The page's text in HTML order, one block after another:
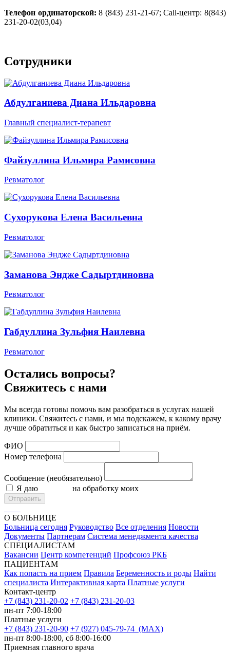
Телефон ординаторской: 8 (843) 231-21-67; Call-центр: 8(843)
231-20-02(03,04)
Сотрудники
Абдулганиева Диана Ильдаровна
Главный специалист-терапевт
Файзуллина Ильмира Рамисовна
Ревматолог
Сухорукова Елена Васильевна
Ревматолог
Заманова Эндже Садыртдиновна
Ревматолог
Габдуллина Зульфия Наилевна
Ревматолог
Остались вопросы?
Свяжитесь с нами
Мы всегда готовы помочь вам разобраться в услугах нашей
клиники. Свяжитесь с нами, и мы подскажем, к какому врачу
лучше обратиться и как быстро записаться на приём.
ФИО
Номер телефона
Сообщение (необязательно)
Я даю
на обработку моих
Отправить
О БОЛЬНИЦЕ
Больница сегодня Руководство Все отделения Новости
Документы Партнерам Система менеджмента качества
СПЕЦИАЛИСТАМ
Вакансии Центр компетенций Профсоюз РКБ
ПАЦИЕНТАМ
Как попасть на прием Правила Беременность и роды Найти
специалиста Интерактивная карта Платные услуги
Контакт-центр
+7 (843) 231-20-02 +7 (843) 231-20-03
пн-пт 7:00-18:00
Платные услуги
+7 (843) 231-20-90 +7 (927) 045-79-74 (MAX)
пн-пт 8:00-18:00, сб 8:00-16:00
Приемная главного врача